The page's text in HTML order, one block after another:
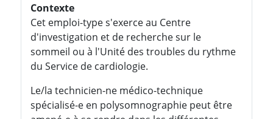
Contexte
Cet emploi-type s'exerce au Centre
d'investigation et de recherche sur le
sommeil ou à l'Unité des troubles du rythme
du Service de cardiologie.
Le/la technicien-ne médico-technique
spécialisé-e en polysomnographie peut être